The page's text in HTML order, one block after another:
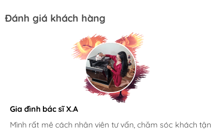
Đánh giá khách hàng
Gia đình bác sĩ X.A
Mình rất mê cách nhân viên tư vấn, chăm sóc khách tận
Tôi thật may mắn khi được Sayhome tư vấn về thiết bị
bếp, giúp tôi tiết kiệm hơn trong vấn đề mua sắm. Dịch